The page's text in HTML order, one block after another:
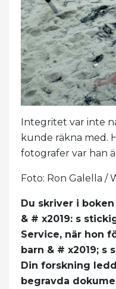
Integritet var inte
kunde räkna med.
fotografer var han
Foto: Ron Galella /
Du skriver i
& # x2019: s
Service, när hon
barn & # x2019; s
Din forskning
begravda